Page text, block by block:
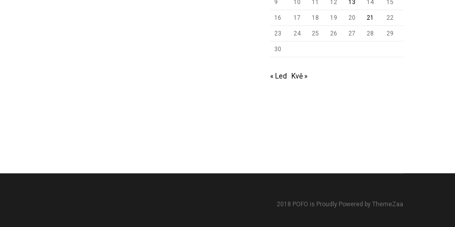
9 10 11 12 13 14 15
16 17 18 19 20 21 22
23 24 25 26 27 28 29
30
« Led Kvě »
2018 POFO is Proudly Powered by ThemeZaa